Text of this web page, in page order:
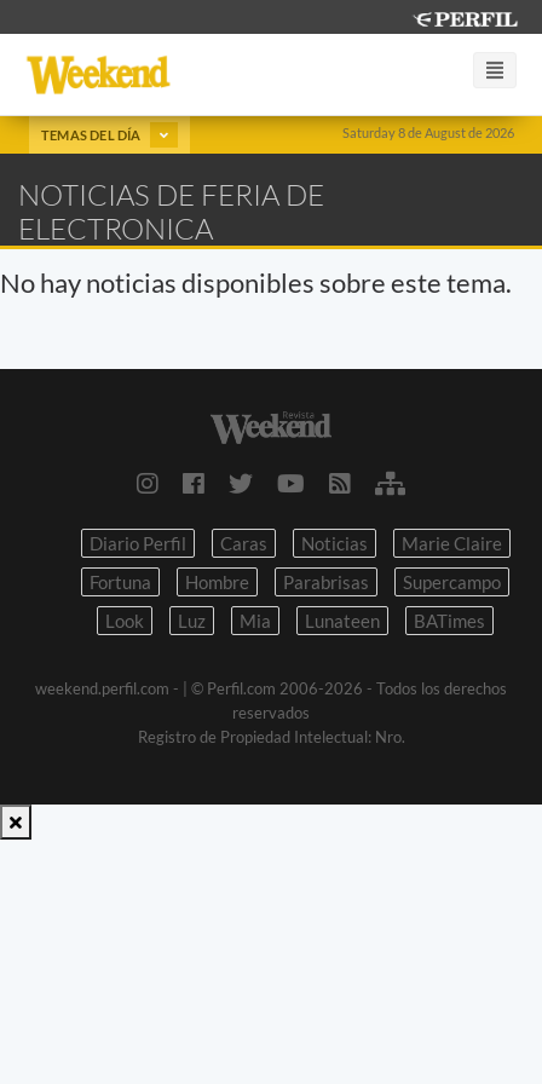
Saturday 8 de August de 2026
TEMAS DEL DÍA
NOTICIAS DE FERIA DE
ELECTRONICA
No hay noticias disponibles sobre este tema.
Diario Perfil Caras Noticias
Marie Claire
Fortuna
Hombre Parabrisas
Supercampo
Look
Luz Mia Lunateen BATimes
weekend.perfil.com -
| © Perfil.com 2006-2026 - Todos los derechos
reservados
Registro de Propiedad Intelectual: Nro.